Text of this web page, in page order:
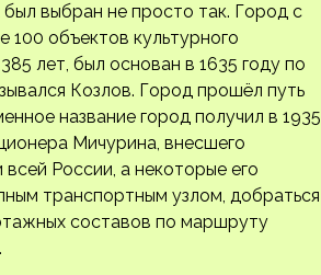
выбран не просто так. Город с
100 объектов культурного
лет, был основан в 1635 году по
Козлов. Город прошёл путь
название город получил в 1935
Мичурина, внесшего
России, а некоторые его
транспортным узлом, добраться
составов по маршруту